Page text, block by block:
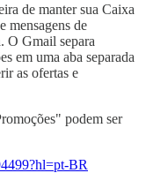
de manter sua Caixa
mensagens de
O Gmail separa
em uma aba separada
as ofertas e
podem ser
BR